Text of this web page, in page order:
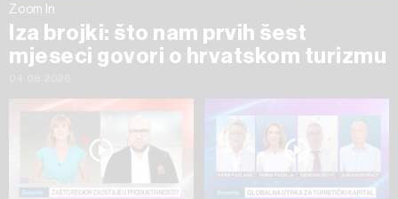
Zoom In
Iza brojki: što nam prvih šest
mjeseci govori o hrvatskom turizmu